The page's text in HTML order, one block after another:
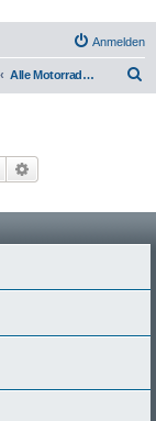
Anmelden
Alle Motorradmarken, Lob & Kritik
Suche